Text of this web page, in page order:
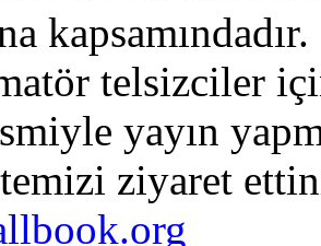
kapsamındadır.
telsizciler
yayın
ziyaret